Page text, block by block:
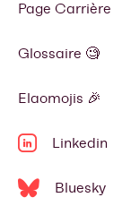
Page Carrière
Glossaire 🧐
Elaomojis 🎉
Linkedin
Bluesky